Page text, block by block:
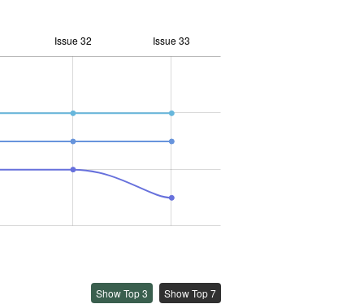
Issue 32 Issue 33
Show Top 3 Show Top 7